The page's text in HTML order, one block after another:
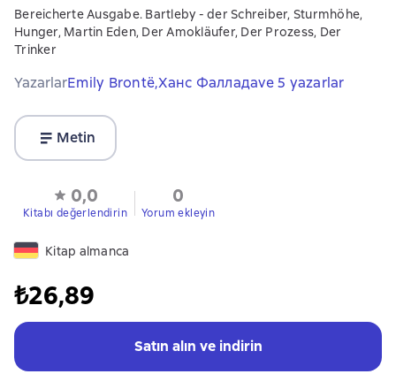
Bereicherte Ausgabe. Bartleby - der Schreiber, Sturmhöhe,
Hunger, Martin Eden, Der Amokläufer, Der Prozess, Der
Trinker
YazarlarEmily Brontë,Ханс Фалладаve 5 yazarlar
Metin
0,0
Kitabı değerlendirin
0
Yorum ekleyin
Kitap almanca
₺26,89
Satın alın ve indirin